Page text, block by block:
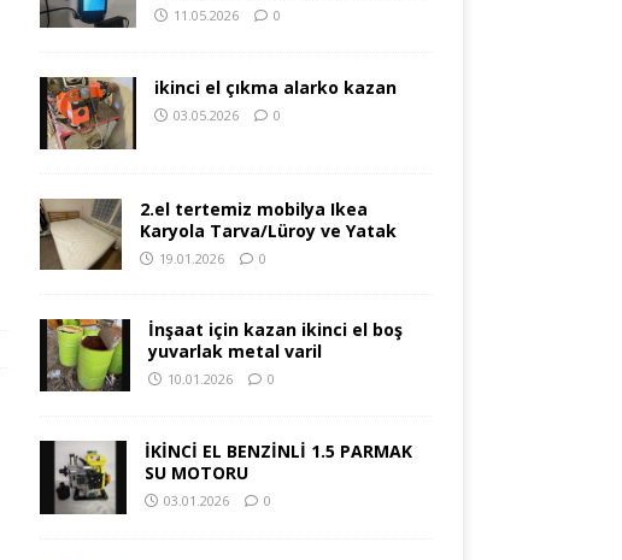
11.05.2026 0
ikinci el çıkma alarko kazan
03.05.2026 0
2.el tertemiz mobilya Ikea
Karyola Tarva/Lüroy ve Yatak
19.01.2026 0
İnşaat için kazan ikinci el boş
yuvarlak metal varil
10.01.2026 0
İKİNCİ EL BENZİNLİ 1.5 PARMAK
SU MOTORU
03.01.2026 0